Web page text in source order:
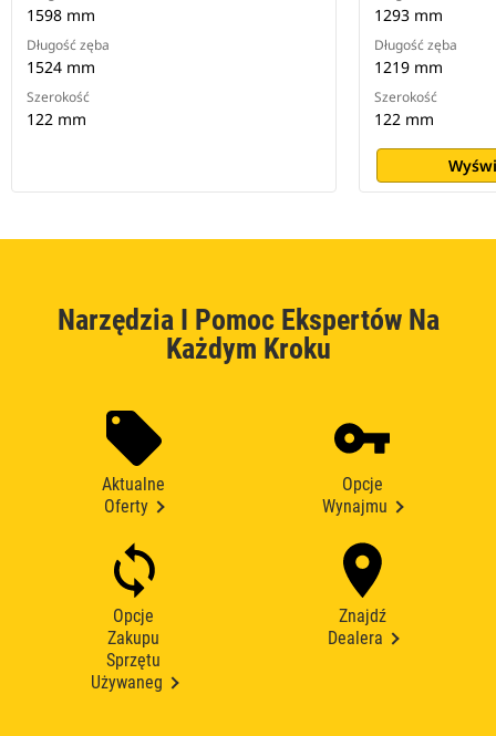
1598 mm
Długość zęba
1524 mm
Szerokość
122 mm
1293 mm
Długość zęba
1219 mm
Szerokość
122 mm
Narzędzia I Pomoc Ekspertów Na
Każdym Kroku
Aktualne
Oferty
Opcje
Wynajmu
Opcje
Zakupu
Sprzętu
Używaneg
Znajdź
Dealera